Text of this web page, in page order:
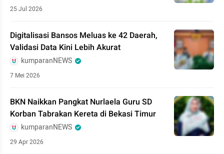
25 Jul 2026
Digitalisasi Bansos Meluas ke 42 Daerah,
Validasi Data Kini Lebih Akurat
kumparanNEWS
7 Mei 2026
BKN Naikkan Pangkat Nurlaela Guru SD
Korban Tabrakan Kereta di Bekasi Timur
kumparanNEWS
29 Apr 2026